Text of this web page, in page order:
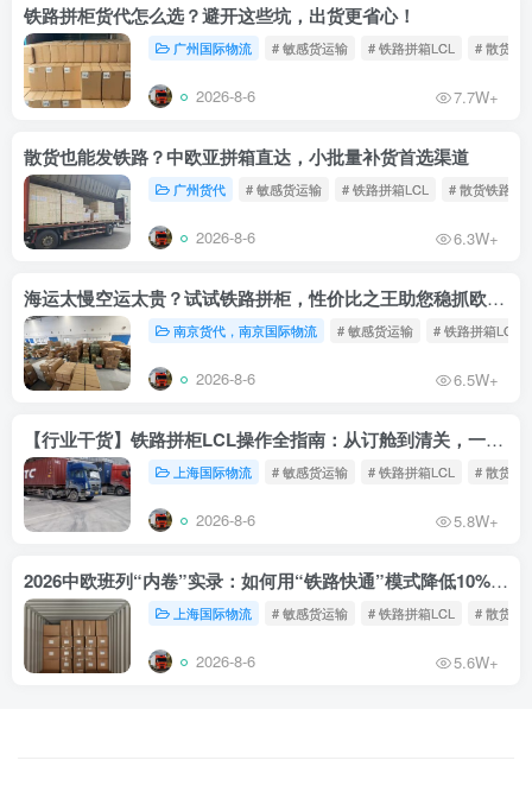
铁路拼柜货代怎么选？避开这些坑，出货更省心！
广州国际物流 # 敏感货运输 # 铁路拼箱LCL # 散货铁
2026-8-6 7.7W+
散货也能发铁路？中欧亚拼箱直达，小批量补货首选渠道
广州货代 # 敏感货运输 # 铁路拼箱LCL # 散货铁路
2026-8-6 6.3W+
海运太慢空运太贵？试试铁路拼柜，性价比之王助您稳抓欧洲市场
南京货代，南京国际物流 # 敏感货运输 # 铁路拼箱LCL
2026-8-6 6.5W+
【行业干货】铁路拼柜LCL操作全指南：从订舱到清关，一文读懂
上海国际物流 # 敏感货运输 # 铁路拼箱LCL # 散货铁
2026-8-6 5.8W+
2026中欧班列“内卷”实录：如何用“铁路快通”模式降低10%物流成本？
上海国际物流 # 敏感货运输 # 铁路拼箱LCL # 散货铁
2026-8-6 5.6W+